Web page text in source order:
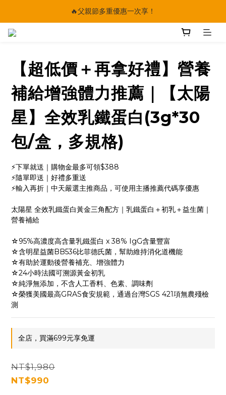
🔥父親節多重優惠一次享！
🔥父親節多重優惠一次享！
🔥父親節多重優惠一次享！
【超低價＋再拿好禮】營養
補給增強體力推薦｜【太陽
星】全效乳鐵蛋白(3g*30
包/盒，多規格)
⚡下單就送｜購物金最多可領$388
⚡隨單即送｜好禮多重送
⚡輸入再折｜中天嚴選主推商品，可使用主播推薦代碼享優惠
太陽星 全效乳鐵蛋白黃金三角配方｜乳鐵蛋白＋初乳＋益生菌｜
營養補給
☆95%高濃度高含量乳鐵蛋白 x 38% IgG含量豐富
☆含明星益菌BB536比菲德氏菌，幫助維持消化道機能
☆有助於運動後營養補充、增強體力
☆24小時法國可溯源黃金初乳
☆純淨無添加，不含人工香料、色素、調味劑
☆榮獲美國最高GRAS食安規範，通過台灣SGS 421項無農殘檢
測
全店，買滿699元享免運
NT$1,980
NT$990